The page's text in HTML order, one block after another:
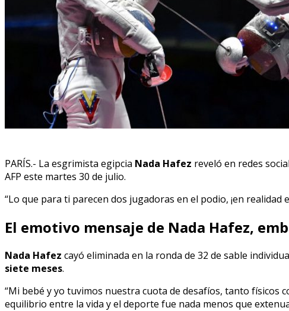
PARÍS.- La esgrimista egipcia Nada Hafez reveló en redes
AFP este martes 30 de julio.
“Lo que para ti parecen dos jugadoras en el podio, ¡en
El emotivo mensaje de Nada Hafez,
Nada Hafez cayó eliminada en la ronda de 32 de sable
siete meses.
“Mi bebé y yo tuvimos nuestra cuota de desafíos, tanto físicos
equilibrio entre la vida y el deporte fue nada menos que